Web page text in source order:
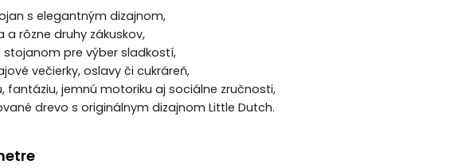
s elegantným dizajnom,
rôzne druhy zákuskov,
pre výber sladkostí,
večierky, oslavy či cukráreň,
fantáziu, jemnú motoriku aj sociálne zručnosti,
drevo s originálnym dizajnom Little Dutch.